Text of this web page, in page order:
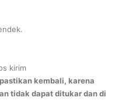
kirim
kembali, karena
tidak dapat ditukar dan di